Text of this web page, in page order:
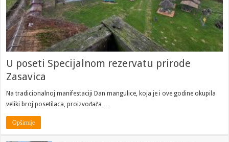
U poseti Specijalnom rezervatu prirode
Zasavica
Na tradicionalnoj manifestaciji Dan mangulice, koja je i ove godine okupila
veliki broj posetilaca, proizvođača …
Opširnije